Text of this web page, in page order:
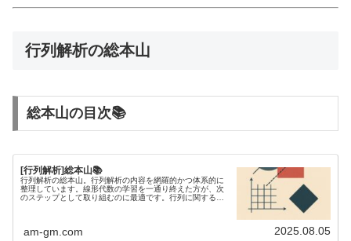
行列解析の総本山
総本山の目次📚
[行列解析]総本山📚
行列解析の総本山。行列解析の内容を網羅的かつ体系的に
整理しています。線形代数の学習を一通り終えた方が、次
のステップとして取り組むのに最適です。行列に関する不
am-gm.com 2025.08.05